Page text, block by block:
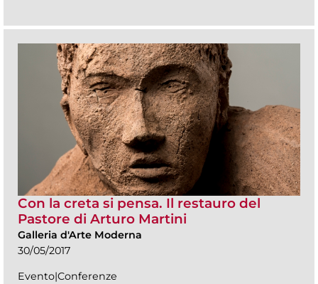
Con la creta si pensa. Il restauro del
Pastore di Arturo Martini
Galleria d'Arte Moderna
30/05/2017
Evento|Conferenze